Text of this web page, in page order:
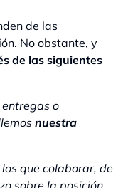
de las
No obstante, y
de las siguientes
o
nuestra
que colaborar, de
sobre la posición